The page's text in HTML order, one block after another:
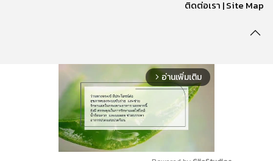
ติดต่อเรา | Site Map
arrow_forward_ios อ่านเพิ่มเติม